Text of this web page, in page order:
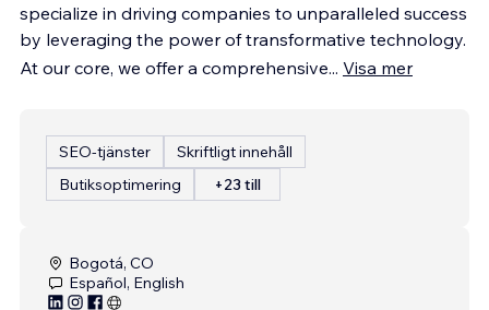
specialize in driving companies to unparalleled success
by leveraging the power of transformative technology.
At our core, we offer a comprehensive... Visa mer
SEO-tjänster
Skriftligt innehåll
Butiksoptimering
+23 till
Bogotá, CO
Español, English